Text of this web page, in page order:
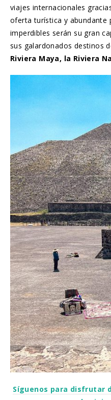
viajes internacionales
oferta turística y abundante
imperdibles serán su gran
sus galardonados destinos
Riviera Maya, la Riviera
Síguenos para disfrutar